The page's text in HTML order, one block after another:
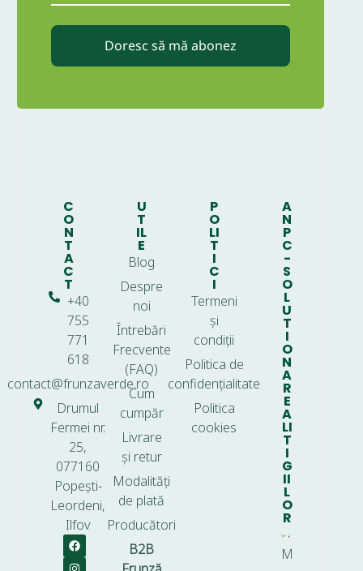
Doresc să mă abonez
C
O
N
T
A
C
T
+40
755
771
618
contact@frunzaverde.ro
Drumul
Fermei nr.
25,
077160
Popești-
Leordeni,
Ilfov
U
T
IL
E
Blog
Despre
noi
Întrebări
Frecvente
(FAQ)
Cum
cumpăr
Livrare
și retur
Modalități
de plată
Producători
B2B
P
O
LI
T
I
C
I
Termeni
și
condiții
Politica de
confidențialitate
Politica
cookies
A
N
P
C
-
S
O
L
U
T
I
O
N
A
R
E
A
LI
T
I
G
II
L
O
R
M